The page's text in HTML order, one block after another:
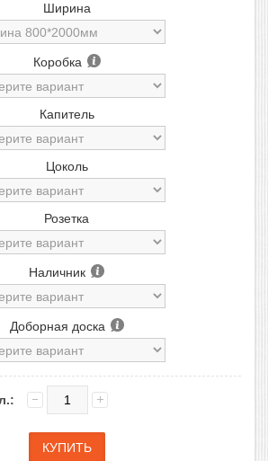
Ширина
Коробка
Капитель
Цоколь
Розетка
Наличник
Доборная доска